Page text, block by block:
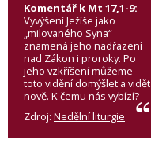
Komentář k Mt 17,1-9:
Vyvýšení Ježíše jako
„milovaného Syna“
znamená jeho nadřazení
nad Zákon i proroky. Po
jeho vzkříšení můžeme
toto vidění domýšlet a vidět
nově. K čemu nás vybízí?
Zdroj: Nedělní liturgie